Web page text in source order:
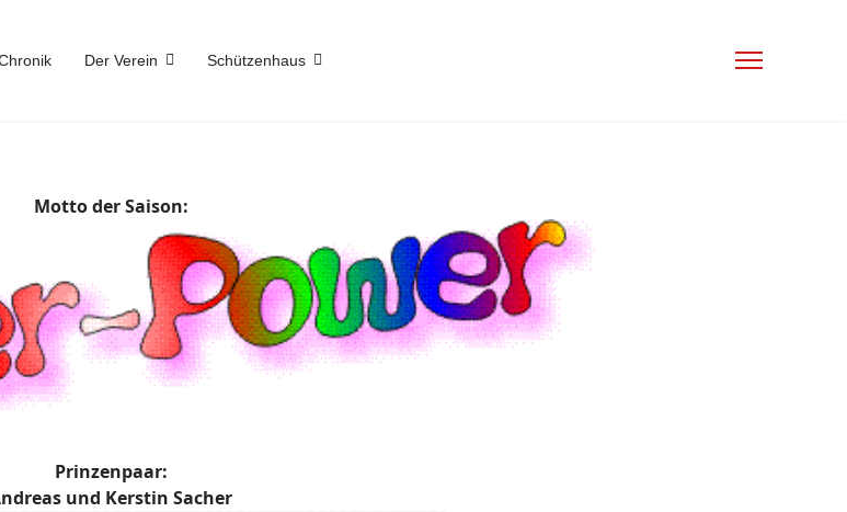
Der Verein Schützenhaus
Motto der Saison:
Prinzenpaar:
und Kerstin Sacher